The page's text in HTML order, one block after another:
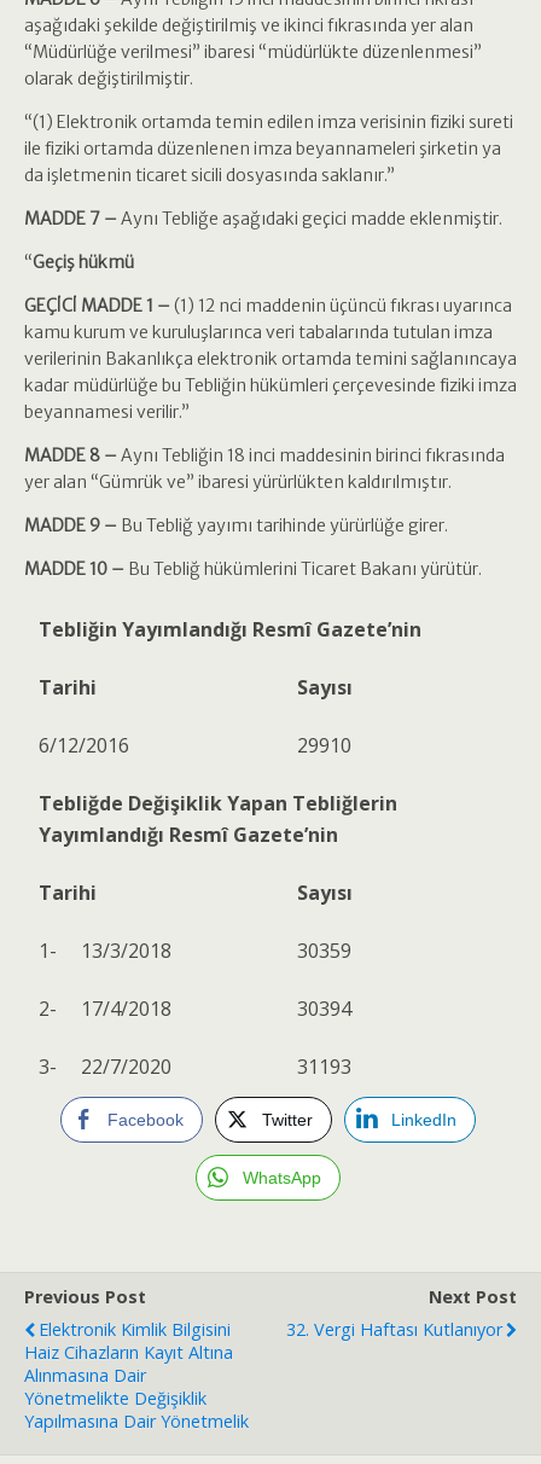
aşağıdaki şekilde değiştirilmiş ve ikinci fıkrasında yer alan
“Müdürlüğe verilmesi” ibaresi “müdürlükte düzenlenmesi”
olarak değiştirilmiştir.
“(1) Elektronik ortamda temin edilen imza verisinin fiziki sureti
ile fiziki ortamda düzenlenen imza beyannameleri şirketin ya
da işletmenin ticaret sicili dosyasında saklanır.”
MADDE 7 – Aynı Tebliğe aşağıdaki geçici madde eklenmiştir.
“Geçiş hükmü
GEÇİCİ MADDE 1 – (1) 12 nci maddenin üçüncü fıkrası uyarınca
kamu kurum ve kuruluşlarınca veri tabalarında tutulan imza
verilerinin Bakanlıkça elektronik ortamda temini sağlanıncaya
kadar müdürlüğe bu Tebliğin hükümleri çerçevesinde fiziki imza
beyannamesi verilir.”
MADDE 8 – Aynı Tebliğin 18 inci maddesinin birinci fıkrasında
yer alan “Gümrük ve” ibaresi yürürlükten kaldırılmıştır.
MADDE 9 – Bu Tebliğ yayımı tarihinde yürürlüğe girer.
MADDE 10 – Bu Tebliğ hükümlerini Ticaret Bakanı yürütür.
Tebliğin Yayımlandığı Resmî Gazete’nin
Tarihi Sayısı
6/12/2016 29910
Tebliğde Değişiklik Yapan Tebliğlerin
Yayımlandığı Resmî Gazete’nin
Tarihi Sayısı
1- 13/3/2018 30359
2- 17/4/2018 30394
3- 22/7/2020 31193
Facebook Twitter LinkedIn
WhatsApp
Previous Post
Elektronik Kimlik Bilgisini
Haiz Cihazların Kayıt Altına
Alınmasına Dair
Yönetmelikte Değişiklik
Yapılmasına Dair Yönetmelik
Next Post
32. Vergi Haftası Kutlanıyor